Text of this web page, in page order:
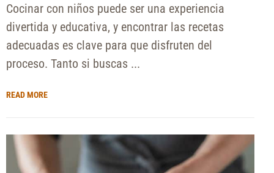
Cocinar con niños puede ser una experiencia
divertida y educativa, y encontrar las recetas
adecuadas es clave para que disfruten del
proceso. Tanto si buscas ...
READ MORE